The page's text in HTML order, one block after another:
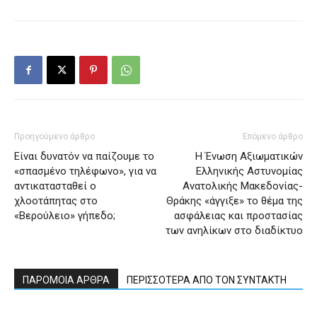
Προηγούμενο άρθρο
Είναι δυνατόν να παίζουμε το
«σπασμένο τηλέφωνο», για να
αντικατασταθεί ο
χλοοτάπητας στο
«Βερούλειο» γήπεδο;
Επόμενο άρθρο
Η Ένωση Αξιωματικών
Ελληνικής Αστυνομίας
Ανατολικής Μακεδονίας-
Θράκης «άγγιξε» το θέμα της
ασφάλειας και προστασίας
των ανηλίκων στο διαδίκτυο
ΠΑΡΟΜΟΙΑ ΑΡΘΡΑ ΠΕΡΙΣΣΟΤΕΡΑ ΑΠΟ ΤΟΝ ΣΥΝΤΑΚΤΗ